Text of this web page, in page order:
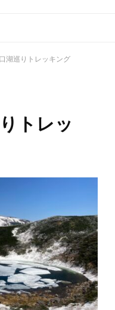
湖巡りトレッキング
トレッ